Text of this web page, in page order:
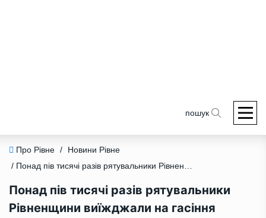
пошук
Про Рівне /
Новини Рівне
/ Понад пів тисячі разів рятувальники Рівненщини виїжджали на гасіння екосистем, згоріло 374 гектари
Понад пів тисячі разів рятувальники
Рівненщини виїжджали на гасіння